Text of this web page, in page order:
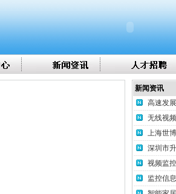
新闻资讯
经济危
中国安
广东安
高速发
无线视
上海世
深圳市
视频监
监控信
智能家